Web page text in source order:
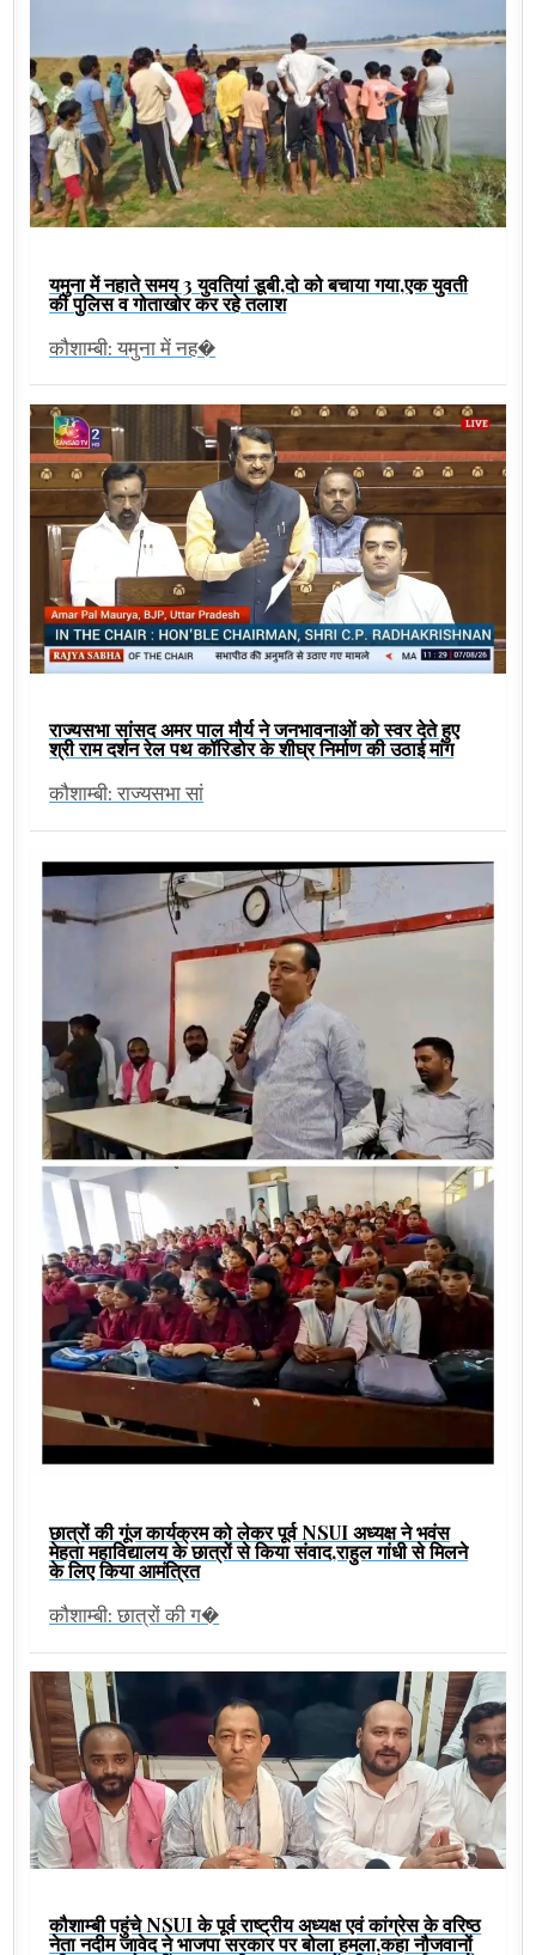
यमुना में नहाते समय 3 युवतियां डूबी,दो को बचाया गया,एक युवती
की पुलिस व गोताखोर कर रहे तलाश
कौशाम्बी: यमुना में नह�
राज्यसभा सांसद अमर पाल मौर्य ने जनभावनाओं को स्वर देते हुए
श्री राम दर्शन रेल पथ कॉरिडोर के शीघ्र निर्माण की उठाई मांग
कौशाम्बी: राज्यसभा सां
छात्रों की गूंज कार्यक्रम को लेकर पूर्व NSUI अध्यक्ष ने भवंस
मेहता महाविद्यालय के छात्रों से किया संवाद,राहुल गांधी से मिलने
के लिए किया आमंत्रित
कौशाम्बी: छात्रों की ग�
कौशाम्बी पहुंचे NSUI के पूर्व राष्ट्रीय अध्यक्ष एवं कांग्रेस के वरिष्ठ
नेता नदीम जावेद ने भाजपा सरकार पर बोला हमला,कहा नौजवानों